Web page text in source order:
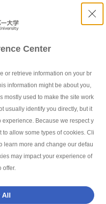
Center
or retrieve information on your br
information might be about you,
mostly used to make the site work
usually identify you directly, but it
Because we respect y
allow some types of cookies. Cli
learn more and change our defau
may impact your experience of
offer.
All
一覧 安藤 正英